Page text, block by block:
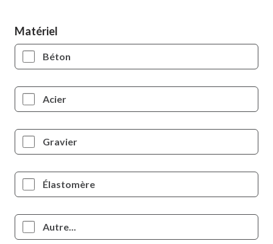
Matériel
Béton
Acier
Gravier
Élastomère
Autre...